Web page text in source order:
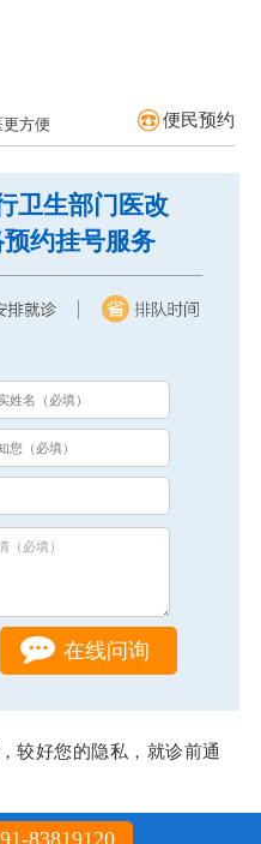
方便 便民预约
卫生部门医改
约挂号服务
在线问询
较好您的隐私，就诊前通